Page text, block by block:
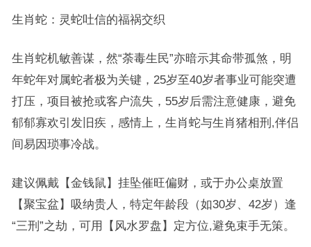
生肖蛇：灵蛇吐信的福祸交织
生肖蛇机敏善谋，然“荼毒生民”亦暗示其命带孤煞，明
年蛇年对属蛇者极为关键，25岁至40岁者事业可能突遭
打压，项目被抢或客户流失，55岁后需注意健康，避免
郁郁寡欢引发旧疾，感情上，生肖蛇与生肖猪相刑,伴侣
间易因琐事冷战。
建议佩戴【金钱鼠】挂坠催旺偏财，或于办公桌放置
【聚宝盆】吸纳贵人，特定年龄段（如30岁、42岁）逢
“三刑”之劫，可用【风水罗盘】定方位,避免束手无策。